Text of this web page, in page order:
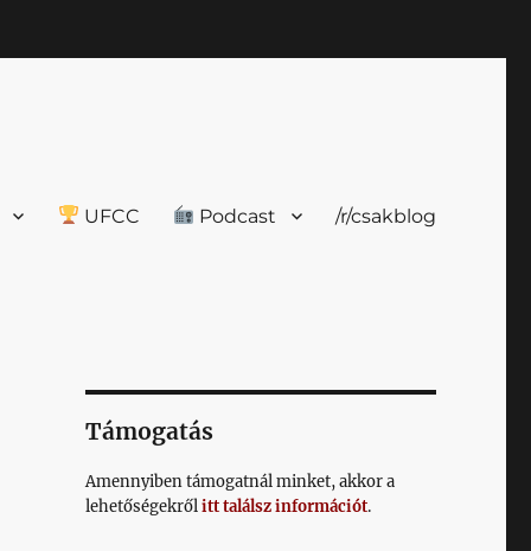
UFCC Podcast /r/csakblog
Támogatás
Amennyiben támogatnál minket, akkor a
lehetőségekrőlitt találsz információt.